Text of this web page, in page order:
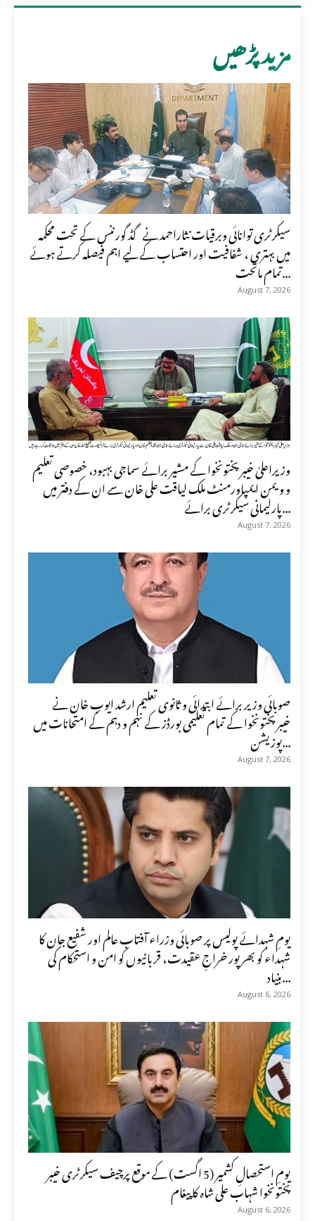
مزید پڑھیں
سیکرٹری توانائی وبرقیات نثاراحمد نے گڈ گورننس کے تحت محکمہ
میں بہتری ، شفافیت اور احتساب کے لیے اہم فیصلہ کرتے ہوئے
تمام ماتحت...
August 7, 2026
وزیراعلیٰ خیبرپختونخوا کے مشیر برائے سماجی بہبود، خصوصی تعلیم
و ویمن ایمپاورمنٹ ملک لیاقت علی خان سے ان کے دفتر میں
پارلیمانی سیکرٹری برائے...
August 7, 2026
صوبائی وزیر برائے ابتدائی و ثانوی تعلیم ارشد ایوب خان نے
خیبرپختونخوا کے تمام تعلیمی بورڈز کے نہم و دہم کے امتحانات میں
پوزیشن...
August 7, 2026
یومِ شہدائے پولیس پر صوبائی وزراء آفتاب عالم اور شفیع جان کا
شہداء کو بھرپور خراجِ عقیدت، قربانیوں کو امن و استحکام کی
بنیاد...
August 6, 2026
یومِ استحصالِ کشمیر (5 اگست) کے موقع پرچیف سیکرٹری خیبر
پختونخوا شہاب علی شاہ کا پیغام
August 6, 2026